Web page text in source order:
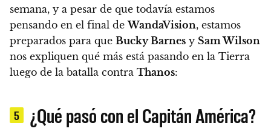
semana, y a pesar de que todavía estamos
pensando en el final deWandaVision, estamos
preparados para que Bucky Barnes y Sam Wilson
nos expliquen qué más está pasando en la Tierra
luego de la batalla contra Thanos:
5 ¿Qué pasó con el Capitán América?